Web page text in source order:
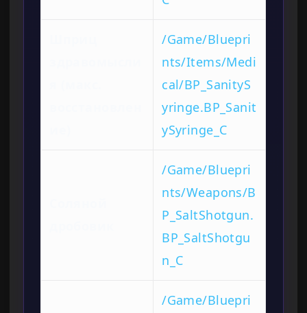
/Game/Bluepri
nts/Items/Medi
cal/BP_SanityS
yringe.BP_Sanit
ySyringe_C
/Game/Bluepri
nts/Weapons/B
P_SaltShotgun.
BP_SaltShotgu
n_C
/Game/Bluepri